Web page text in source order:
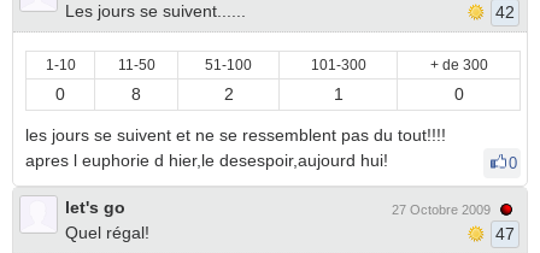
Les jours se suivent......
42
1-10 11-50 51-100 101-300 + de 300
0 8 2 1 0
les jours se suivent et ne se ressemblent pas du tout!!!!
apres l euphorie d hier,le desespoir,aujourd hui!
0
let's go
Quel régal!
27 Octobre 2009
47